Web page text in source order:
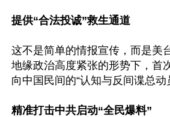
提供“合法投诚”救生通道
这不是简单的情报宣传，而是美
地缘政治高度紧张的形势下，首
向中国民间的“认知与反间谍总动
精准打击中共启动“全民爆料”